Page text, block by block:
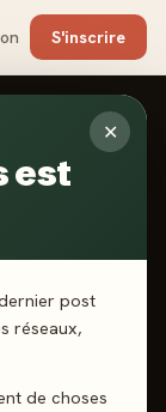
S'inscrire
✕
est
post
réseaux,
de choses